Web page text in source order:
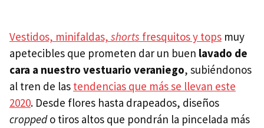
Vestidos, minifaldas, shorts fresquitos y tops muy
apetecibles que prometen dar un buen lavado de
cara a nuestro vestuario veraniego, subiéndonos
al tren de las tendencias que más se llevan este
2020. Desde flores hasta drapeados, diseños
croppedo tiros altos que pondrán la pincelada más